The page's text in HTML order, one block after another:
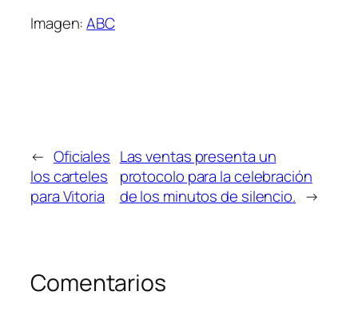
Imagen:ABC
← Oficiales
los carteles
para Vitoria
Las ventas presenta un
protocolo para la celebración
de los minutos de silencio. →
Comentarios